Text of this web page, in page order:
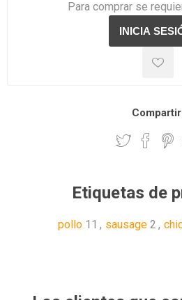
Para comprar se
Compartir
Etiquetas de
pollo 11 , sausage 2 ,